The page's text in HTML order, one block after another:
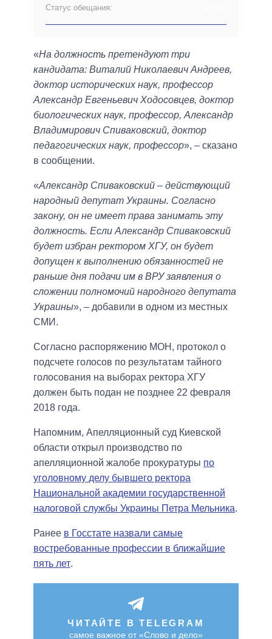
Статус обещания:
«На должность претендуют три
кандидата: Виталий Николаевич Андреев,
доктор исторических наук, профессор
Александр Евгеньевич Ходосовцев, доктор
биологических наук, профессор, Александр
Владимирович Спиваковский, доктор
педагогических наук, профессор», – сказано
в сообщении.
«Александр Спиваковский – действующий
народный депутат Украины. Согласно
закону, он не имеет права занимать эту
должность. Если Александр Спиваковский
будет избран ректором ХГУ, он будет
допущен к выполнению обязанностей не
раньше дня подачи им в ВРУ заявления о
сложении полномочий народного депутата
Украины», – добавили в одном из местных
СМИ.
Согласно распоряжению МОН, протокол о
подсчете голосов по результатам тайного
голосования на выборах ректора ХГУ
должен быть подан не позднее 22 февраля
2018 года.
Напомним, Апелляционный суд Киевской
области открыл производство по
апелляционной жалобе прокуратуры по
уголовному делу бывшего ректора
Национальной академии государственной
налоговой службы Украины Петра Мельника.
Ранее в Госстате назвали самые
востребованные профессии в ближайшие
пять лет.
ЧИТАЙТЕ В TELEGRAM
самое важное от «Слово и дело»